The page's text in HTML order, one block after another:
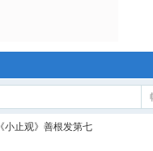
《小止观》善根发第七